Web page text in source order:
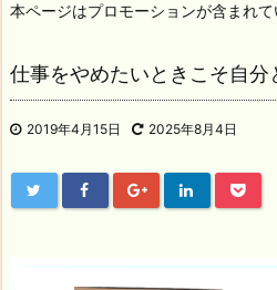
本ページはプロモーションが含まれて
仕事をやめたいときこそ自
2019年4月15日 2025年8月4日